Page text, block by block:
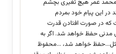
عمر هیچ تغیری بچشم
در این پیام خود بمردم
که در صورت افتادن قدرت
حفظ خواهد شد. اگر به
خواهد شد، …محفوظ